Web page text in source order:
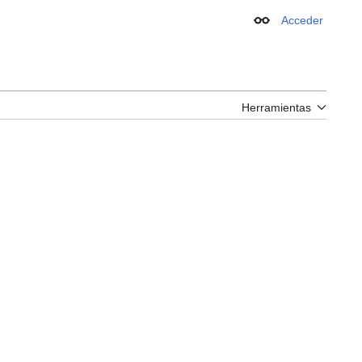
Apariencia
Acceder
Herramientas